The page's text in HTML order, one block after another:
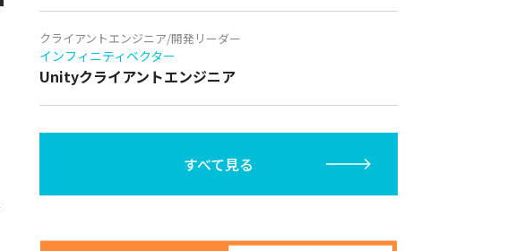
クライアントエンジニア/開発リーダー
インフィニティベクター
Unityクライアントエンジニア
すべて見る